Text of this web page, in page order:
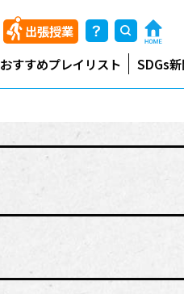
出張授業
おすすめプレイリスト
SDGs